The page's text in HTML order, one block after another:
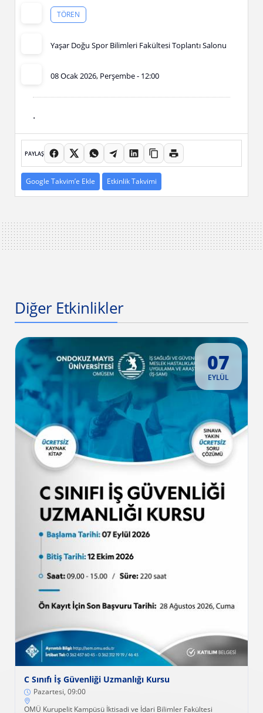
TÖREN
Yaşar Doğu Spor Bilimleri Fakültesi Toplantı Salonu
08 Ocak 2026, Perşembe - 12:00
.
PAYLAŞ
Google Takvim’e Ekle Etkinlik Takvimi
Diğer Etkinlikler
07
EYLÜL
C Sınıfı İş Güvenliği Uzmanlığı Kursu
Pazartesi, 09:00
OMÜ Kurupelit Kampüsü İktisadi ve İdari Bilimler Fakültesi